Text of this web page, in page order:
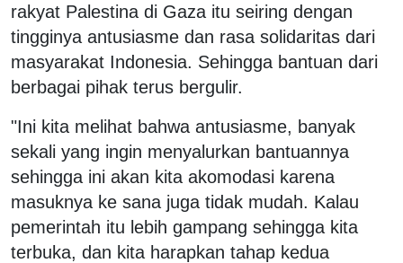
rakyat Palestina di Gaza itu seiring dengan
tingginya antusiasme dan rasa solidaritas dari
masyarakat Indonesia. Sehingga bantuan dari
berbagai pihak terus bergulir.
"Ini kita melihat bahwa antusiasme, banyak
sekali yang ingin menyalurkan bantuannya
sehingga ini akan kita akomodasi karena
masuknya ke sana juga tidak mudah. Kalau
pemerintah itu lebih gampang sehingga kita
terbuka, dan kita harapkan tahap kedua